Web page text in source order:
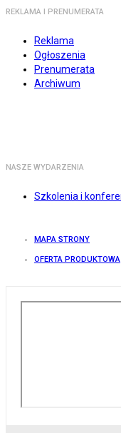
REKLAMA I PRENUMERATA
Reklama
Ogłoszenia
Prenumerata
Archiwum
NASZE WYDARZENIA
Szkolenia i
MAPA STRONY
OFERTA PRODUKTOWA